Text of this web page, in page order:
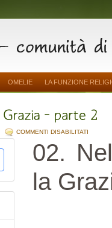
OMELIE LA FUNZIONE
COMMENTI DISABILITATI
NELLA
LA
PARTE
2
02.
la